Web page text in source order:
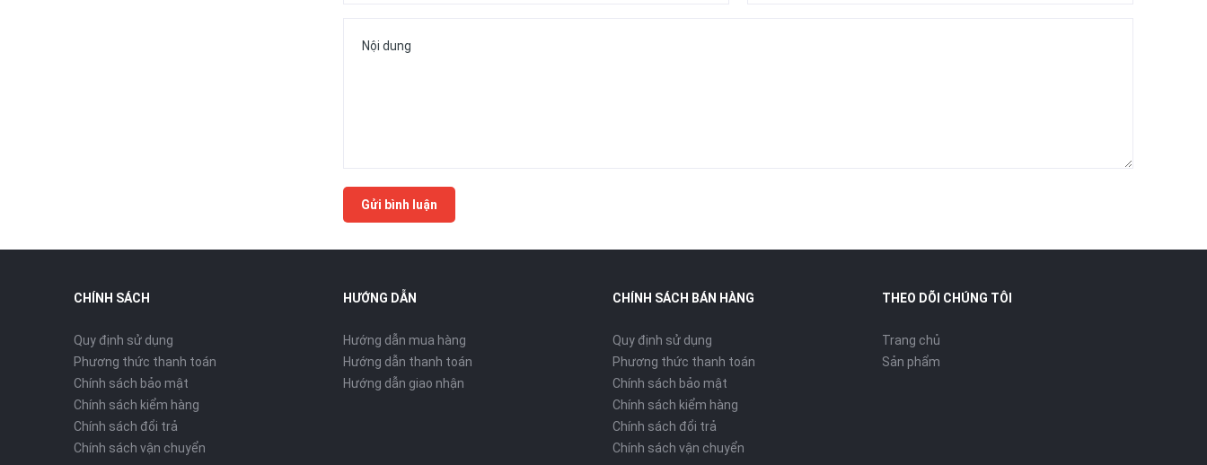
Gửi bình luận
CHÍNH SÁCH
Quy định sử dụng
Phương thức thanh toán
Chính sách bảo mật
Chính sách kiểm hàng
Chính sách đổi trả
Chính sách vận chuyển
HƯỚNG DẪN
Hướng dẫn mua hàng
Hướng dẫn thanh toán
Hướng dẫn giao nhận
CHÍNH SÁCH BÁN HÀNG
Quy định sử dụng
Phương thức thanh toán
Chính sách bảo mật
Chính sách kiểm hàng
Chính sách đổi trả
Chính sách vận chuyển
THEO DÕI CHÚNG TÔI
Trang chủ
Sản phẩm